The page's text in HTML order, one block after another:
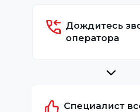
Дождитесь
оператора
Специалист